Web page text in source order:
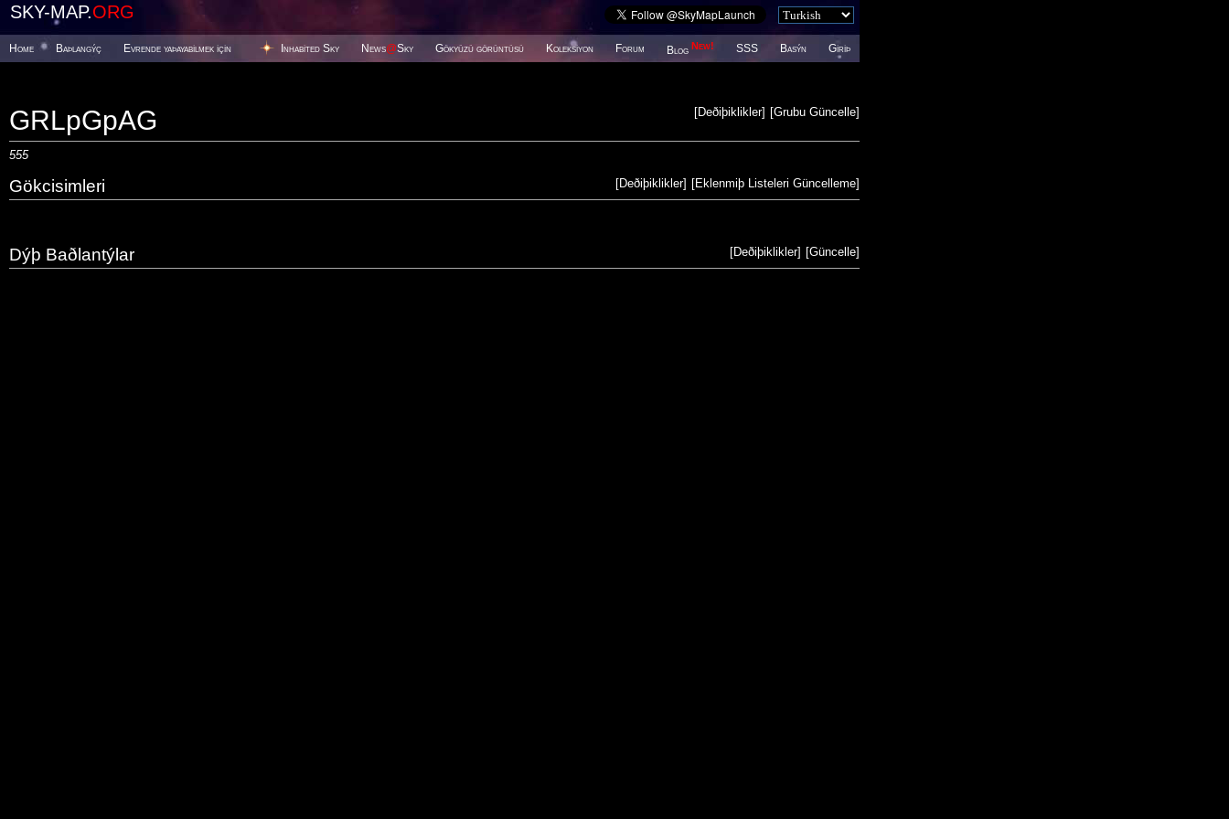
SKY-MAP.ORG
Home Baþlangýç Evrende yaþayabilmek için Inhabited Sky News@Sky Gökyüzü görüntüsü Koleksiyon Forum Blog New! SSS Basýn Giriþ
[Grubu Güncelle]
[Deðiþiklikler]
GRLpGpAG
555
[Eklenmiþ Listeleri Güncelleme]
[Deðiþiklikler]
Gökcisimleri
[Güncelle]
[Deðiþiklikler]
Dýþ Baðlantýlar